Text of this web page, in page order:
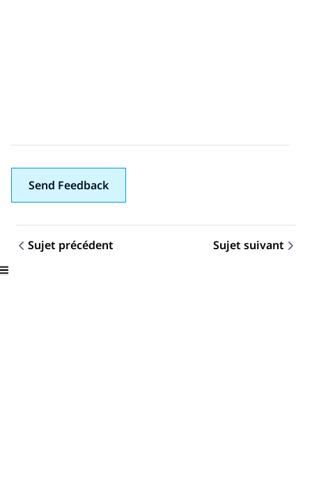
Send Feedback
Navigation par sujet
Sujet précédent Sujet suivant